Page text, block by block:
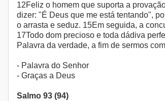
12Feliz o homem que suporta a
dizer: "É Deus que me está tentando",
o arrasta e seduz. 15Em seguida, a
17Todo dom precioso e toda dádiva
Palavra da verdade, a fim de sermos
- Palavra do Senhor
- Graças a Deus
Salmo 93 (94)